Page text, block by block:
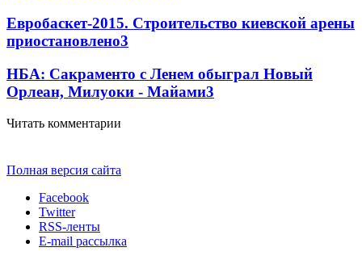
Евробаскет-2015. Строительство киевской арены
приостановлено3
НБА: Сакраменто с Ленем обыграл Новый
Орлеан, Милуоки - Майами3
Читать комментарии
Полная версия сайта
Facebook
Twitter
RSS-ленты
E-mail рассылка